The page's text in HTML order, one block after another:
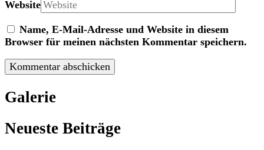
Website
Name, E-Mail-Adresse und Website in diesem
Browser für meinen nächsten Kommentar speichern.
Galerie
Neueste Beiträge